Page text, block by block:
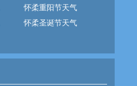
怀柔重阳节天气
怀柔圣诞节天气